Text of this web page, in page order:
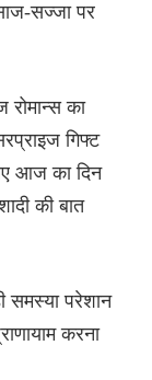
सज्जा पर
का
गिफ्ट
आज का दिन
की बात
परेशान
करना